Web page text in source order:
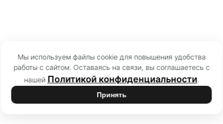
Мы используем файлы cookie для повышения удобства
работы с сайтом. Оставаясь на связи, вы соглашаетесь с
нашей Политикой конфиденциальности.
Принять